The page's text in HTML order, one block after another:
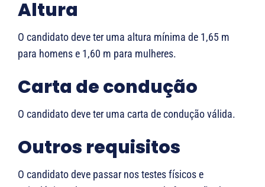
Altura
O candidato deve ter uma altura mínima de 1,65 m
para homens e 1,60 m para mulheres.
Carta de condução
O candidato deve ter uma carta de condução válida.
Outros requisitos
O candidato deve passar nos testes físicos e